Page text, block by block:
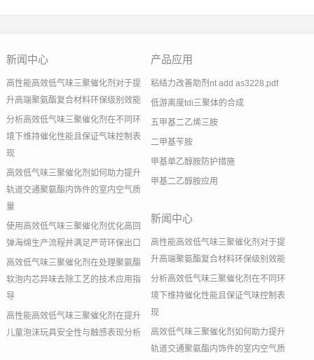
新闻中心
高性能高效低气味三聚催化剂对于提
升高端聚氨酯复合材料环保级别效能
分析高效低气味三聚催化剂在不同环
境下维持催化性能且保证气味控制表
现
高效低气味三聚催化剂如何助力提升
轨道交通聚氨酯内饰件的室内空气质
量
使用高效低气味三聚催化剂优化高回
弹海绵生产流程并满足严苛环保出口
高效低气味三聚催化剂在处理聚氨酯
软泡内芯异味去除工艺的技术应用指
导
高性能高效低气味三聚催化剂在提升
儿童泡沫玩具安全性与触感表现分析
产品应用
粘结力改善助剂nt add as3228.pdf
低游离度tdi三聚体的合成
五甲基二乙烯三胺
二甲基苄胺
甲基单乙醇胺防护措施
甲基二乙醇胺应用
新闻中心
高性能高效低气味三聚催化剂对于提
升高端聚氨酯复合材料环保级别效能
分析高效低气味三聚催化剂在不同环
境下维持催化性能且保证气味控制表
现
高效低气味三聚催化剂如何助力提升
轨道交通聚氨酯内饰件的室内空气质